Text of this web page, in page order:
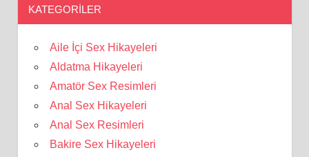
KATEGORILER
Aile İçi Sex Hikayeleri
Aldatma Hikayeleri
Amatör Sex Resimleri
Anal Sex Hikayeleri
Anal Sex Resimleri
Bakire Sex Hikayeleri